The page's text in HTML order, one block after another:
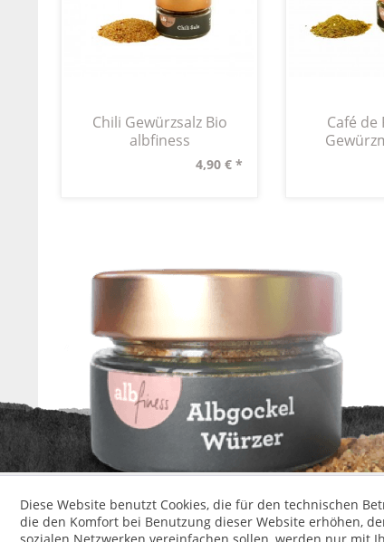
Chili Gewürzsalz Bio
albfiness
4,90 € *
Café de
* Alle Preise
Diese Website benutzt Cookies, die für den technischen
die den Komfort bei Benutzung dieser Website erhöhen,